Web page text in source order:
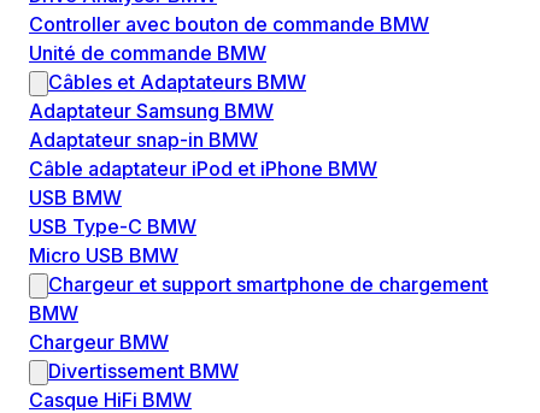
Controller avec bouton de commande BMW
Unité de commande BMW
Câbles et Adaptateurs BMW
Adaptateur Samsung BMW
Adaptateur snap-in BMW
Câble adaptateur iPod et iPhone BMW
USB BMW
USB Type-C BMW
Micro USB BMW
Chargeur et support smartphone de chargement
BMW
Chargeur BMW
Divertissement BMW
Casque HiFi BMW